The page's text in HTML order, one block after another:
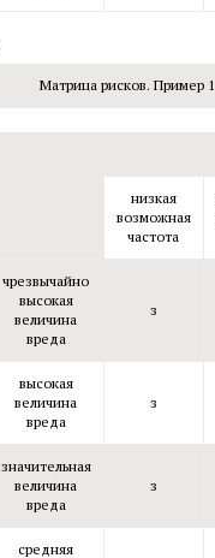
Матрица рисков. Пример 1
низкая
возможная
частота
чрезвычайно
высокая
величина
вреда
з
высокая
величина
вреда
з
значительная
величина
вреда
з
средняя